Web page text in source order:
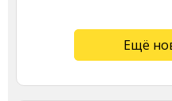
Ещё